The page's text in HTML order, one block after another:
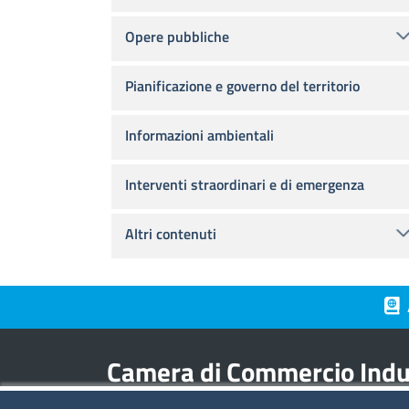
Opere pubbliche
Pianificazione e governo del territorio
Informazioni ambientali
Interventi straordinari e di emergenza
Altri contenuti
Piè
Camera di Commercio